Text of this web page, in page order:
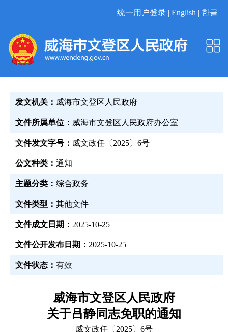
统一用户登录 | English | 한글
发文机关： 威海市文登区人民政府
文件所属单位： 威海市文登区人民政府办公室
文件发文字号： 威文政任〔2025〕6号
公文种类： 通知
主题分类： 综合政务
文件类型： 其他文件
文件成文日期： 2025-10-25
文件公开发布日期： 2025-10-25
文件状态： 有效
威海市文登区人民政府
关于吕静同志免职的通知
威文政任〔2025〕6号